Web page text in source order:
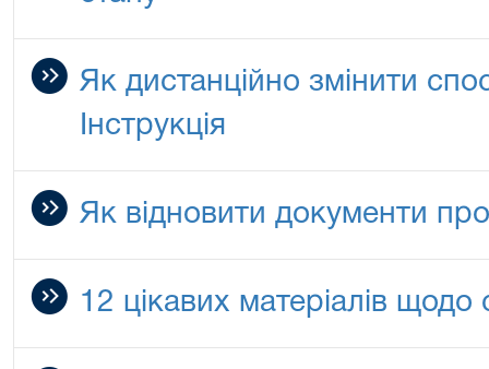
Як дистанційно змінити
Інструкція
Як відновити документи
12 цікавих матеріалів щодо